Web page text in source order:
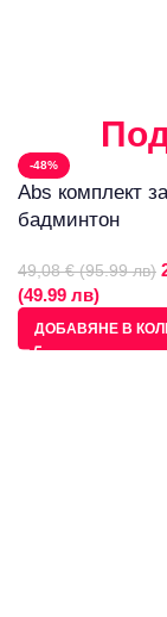
-48%
Abs комплект за
бадминтон
49,08 € (95.99 лв)
(49.99 лв)
ДОБАВЯНЕ В